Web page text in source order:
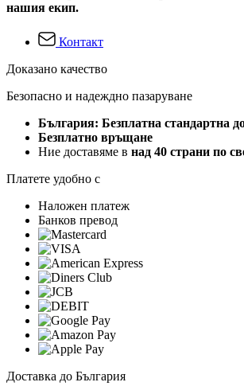
нашия екип.
Контакт
Доказано качество
Безопасно и надеждно пазаруване
България: Безплатна стандартна
Безплатно връщане
Ние доставяме в над 40 страни по
Платете удобно с
Наложен платеж
Банков превод
Доставка до България